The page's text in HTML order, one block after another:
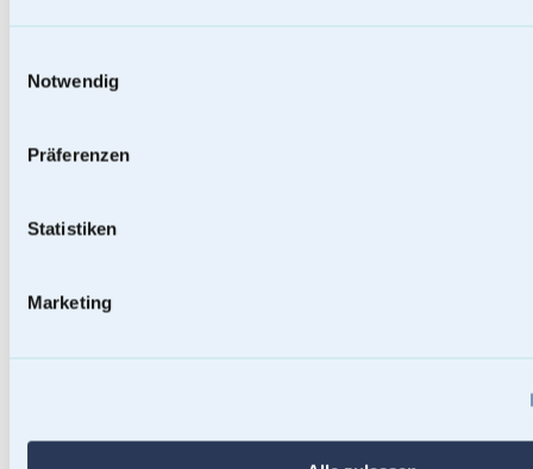
Notwendig
Präferenzen
Statistiken
Marketing